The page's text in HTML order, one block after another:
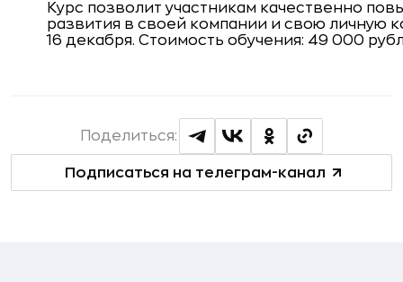
Курс позволит участникам качественно
развития в своей компании и свою личную
16 декабря. Стоимость обучения: 49 000
Подписаться на телеграм-канал
Поделиться: